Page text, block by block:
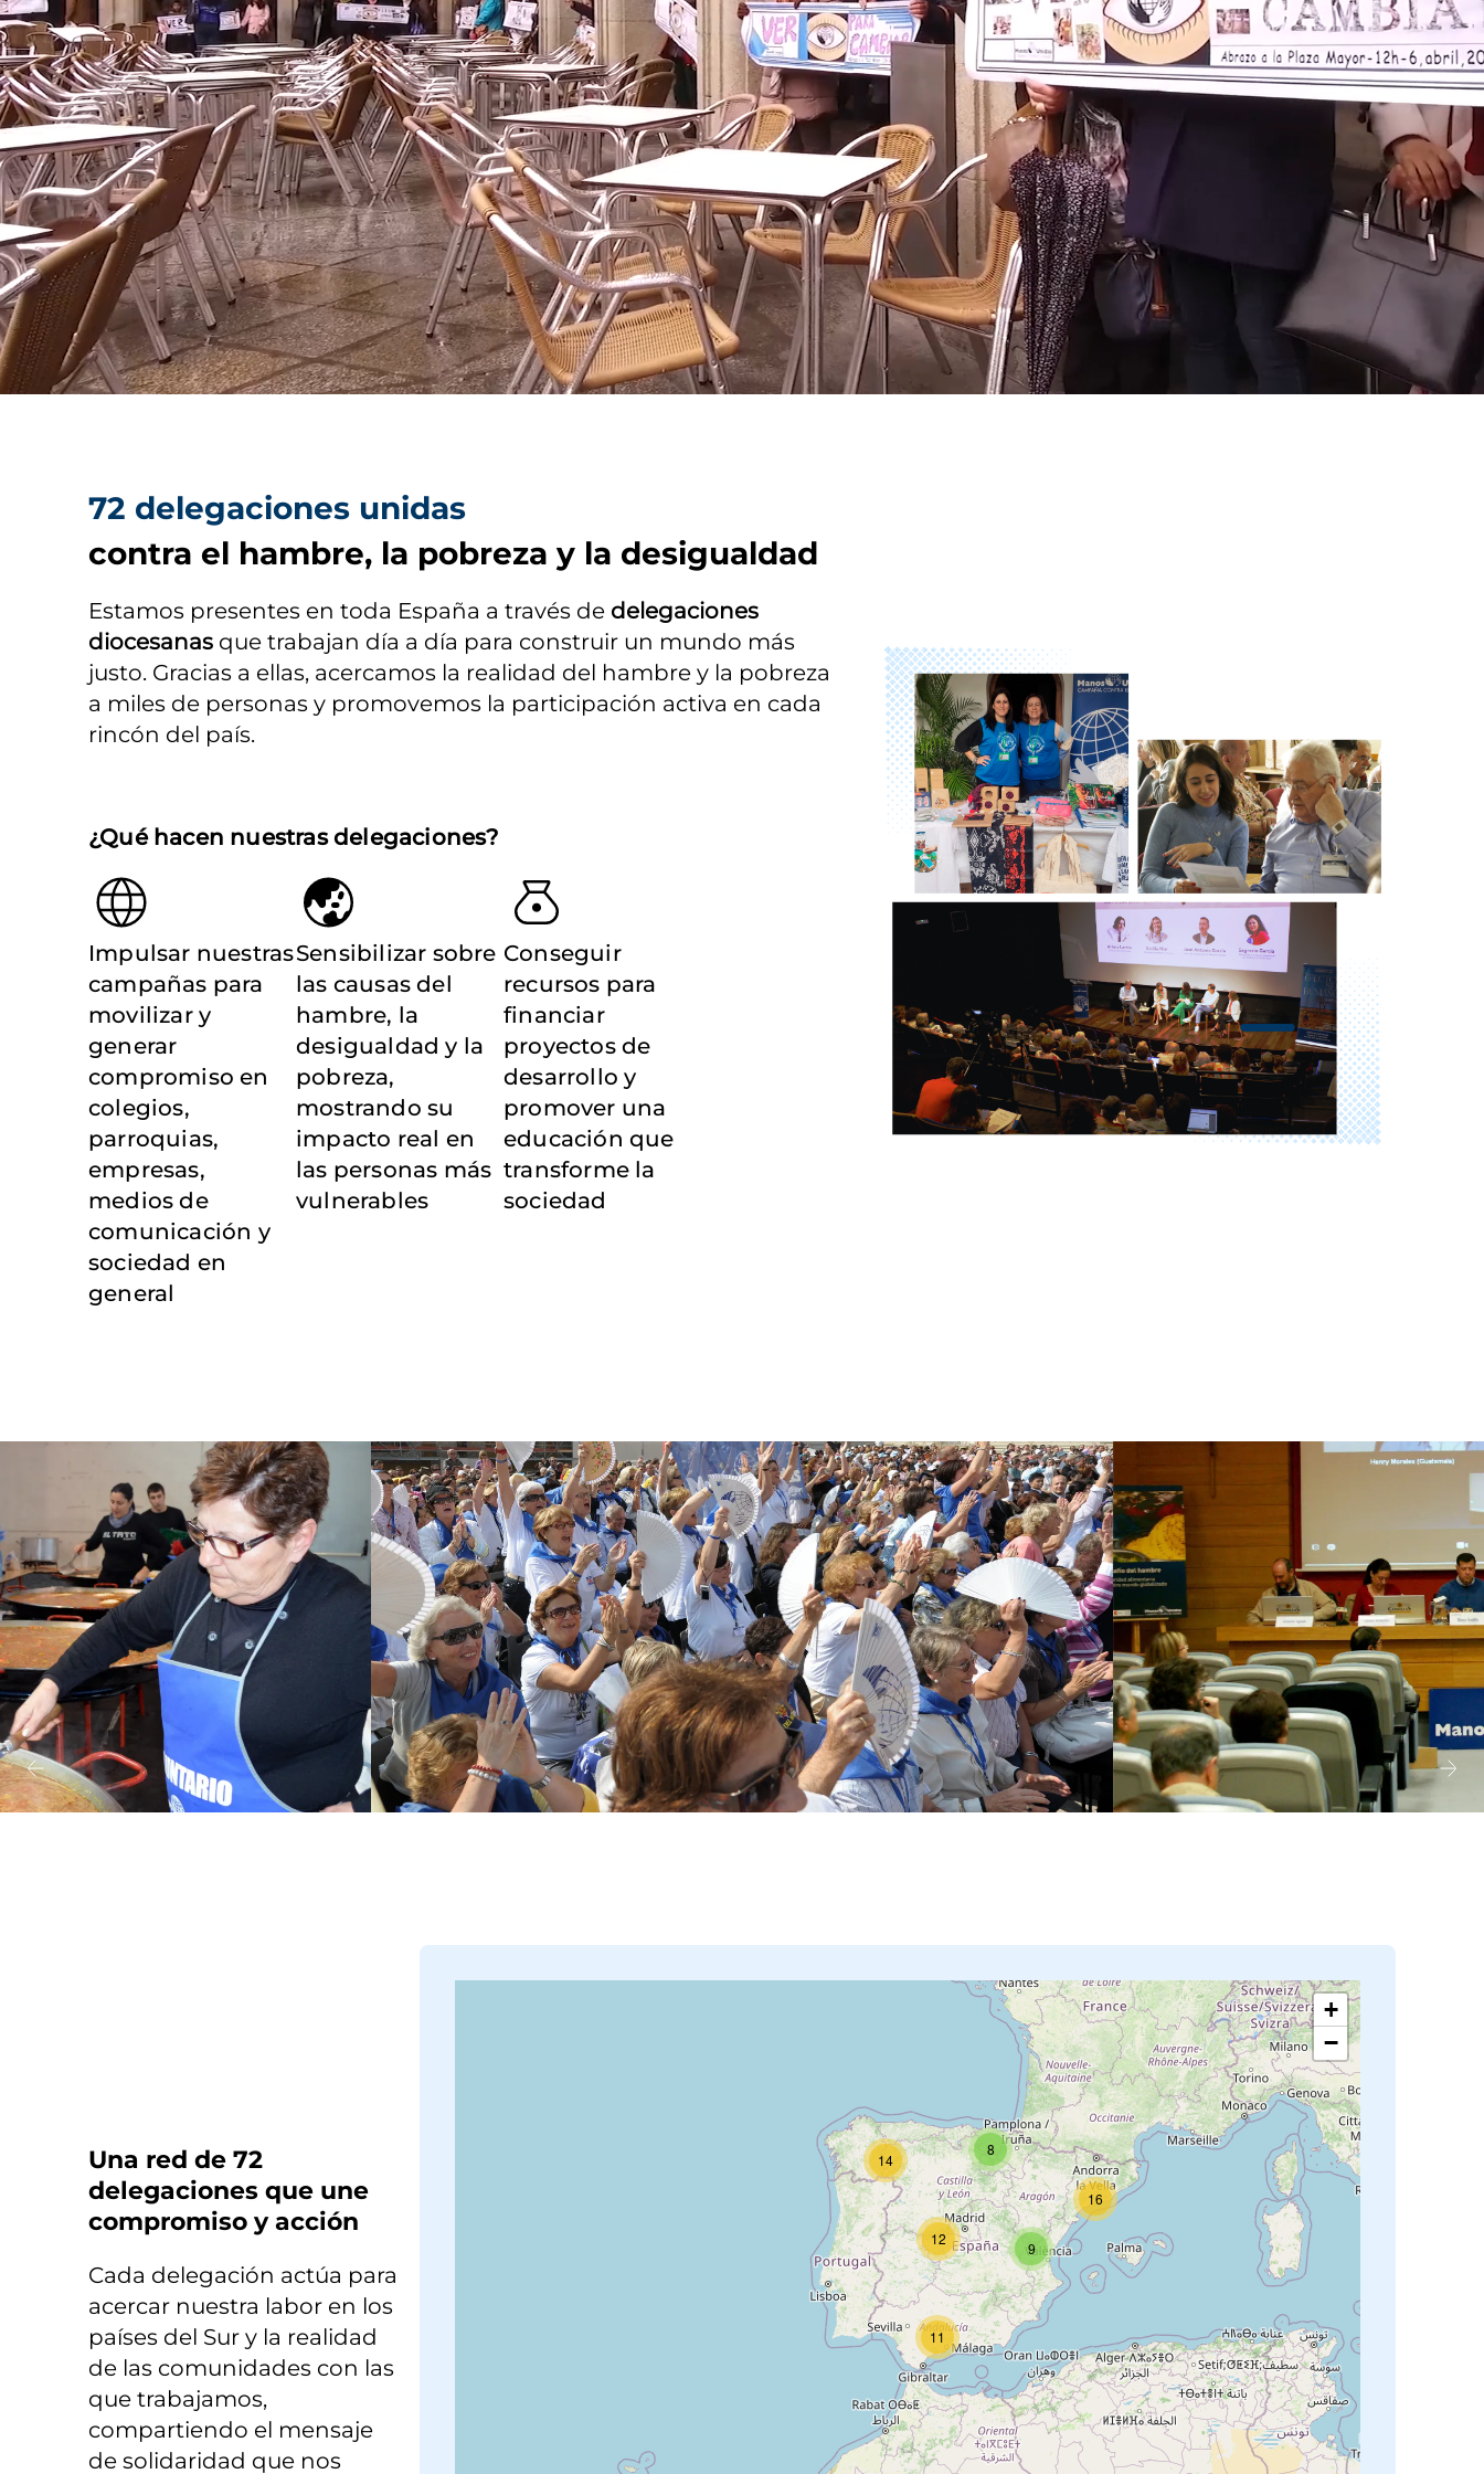
72 delegaciones unidas
contra el hambre, la pobreza y la desigualdad
Estamos presentes en toda España a través de delegaciones
diocesanas que trabajan día a día para construir un mundo más
justo. Gracias a ellas, acercamos la realidad del hambre y la pobreza
a miles de personas y promovemos la participación activa en cada
rincón del país.
¿Qué hacen nuestras delegaciones?
Impulsar nuestras
campañas para
movilizar y
generar
compromiso en
colegios,
parroquias,
empresas,
medios de
comunicación y
sociedad en
general
Sensibilizar sobre
las causas del
hambre, la
desigualdad y la
pobreza,
mostrando su
impacto real en
las personas más
vulnerables
Conseguir
recursos para
financiar
proyectos de
desarrollo y
promover una
educación que
transforme la
sociedad
Imagen
Una red de 72
delegaciones que une
compromiso y acción
Cada delegación actúa para
acercar nuestra labor en los
países del Sur y la realidad
de las comunidades con las
que trabajamos,
compartiendo el mensaje
de solidaridad que nos
11
14
12
9
8
16
+
−